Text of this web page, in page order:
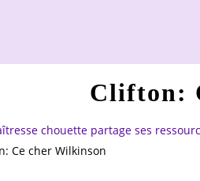
Clifton:
chouette partage ses
Ce cher Wilkinson